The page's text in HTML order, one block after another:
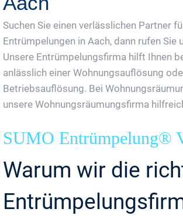
Suchen Sie einen verlässlichen Partner
Entrümpelungen in Aach, dann rufen Sie
Unsere Entrümpelungsfirma hilft Ihnen
anlässlich einer Wohnungsauflösung
Betriebsauflösung. Bei
unsere Wohnungsräumungsfirma
SUMO Entrümpelung®
Warum wir die